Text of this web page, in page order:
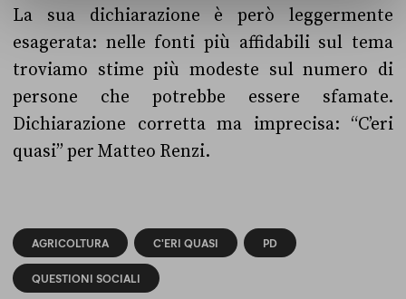
La sua dichiarazione è però leggermente
esagerata: nelle fonti più affidabili sul tema
troviamo stime più modeste sul numero di
persone che potrebbe essere sfamate.
Dichiarazione corretta ma imprecisa: “C’eri
quasi” per Matteo Renzi.
AGRICOLTURA C'ERI QUASI PD
QUESTIONI SOCIALI